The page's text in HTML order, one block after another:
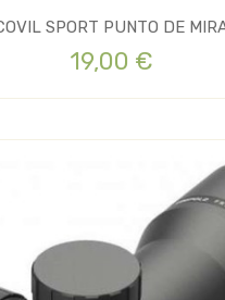
SPORT PUNTO DE
19,00 €